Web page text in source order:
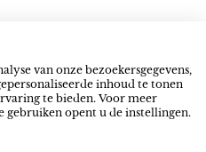
van onze bezoekersgegevens,
inhoud te tonen
te bieden. Voor meer
gebruiken opent u de instellingen.